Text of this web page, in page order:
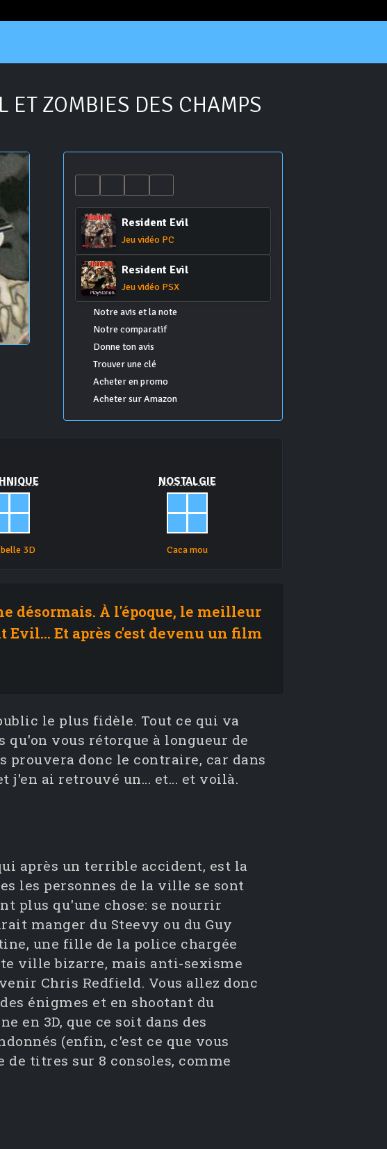
ET ZOMBIES DES CHAMPS
Resident Evil
Jeu vidéo PC
Resident Evil
Jeu vidéo PSX
Notre avis et la note
Notre comparatif
Donne ton avis
Trouver une clé
Acheter en promo
Acheter sur Amazon
3D
NOSTALGIE
Caca mou
désormais. À l'époque, le meilleur
Et après c'est devenu un film
le plus fidèle. Tout ce qui va
qu'on vous rétorque à longueur de
prouvera donc le contraire, car dans
j'en ai retrouvé un... et... et voilà.
après un terrible accident, est la
les personnes de la ville se sont
plus qu'une chose: se nourrir
manger du Steevy ou du Guy
une fille de la police chargée
ville bizarre, mais anti-sexisme
Chris Redfield. Vous allez donc
énigmes et en shootant du
en 3D, que ce soit dans des
(enfin, c'est ce que vous
de titres sur 8 consoles, comme